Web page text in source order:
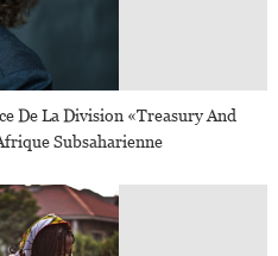
De La Division «Treasury And
Subsaharienne